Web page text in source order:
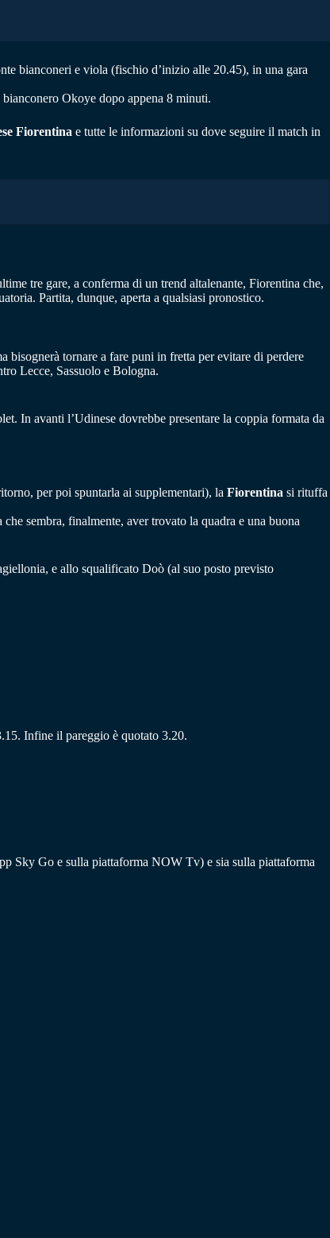
bianconeri e viola (fischio d’inizio alle 20.45), in una gara
Okoye dopo appena 8 minuti.
Fiorentina e tutte le informazioni su dove seguire il match in
tre gare, a conferma di un trend altalenante, Fiorentina che,
Partita, dunque, aperta a qualsiasi pronostico.
bisognerà tornare a fare puni in fretta per evitare di perdere
Lecce, Sassuolo e Bologna.
In avanti l’Udinese dovrebbe presentare la coppia formata da
per poi spuntarla ai supplementari), la Fiorentina si rituffa
sembra, finalmente, aver trovato la quadra e una buona
e allo squalificato Doò (al suo posto previsto
Infine il pareggio è quotato 3.20.
Sky Go e sulla piattaforma NOW Tv) e sia sulla piattaforma